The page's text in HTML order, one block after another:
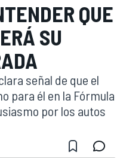
QUE
SU
señal de que el
para él en la Fórmula
por los autos